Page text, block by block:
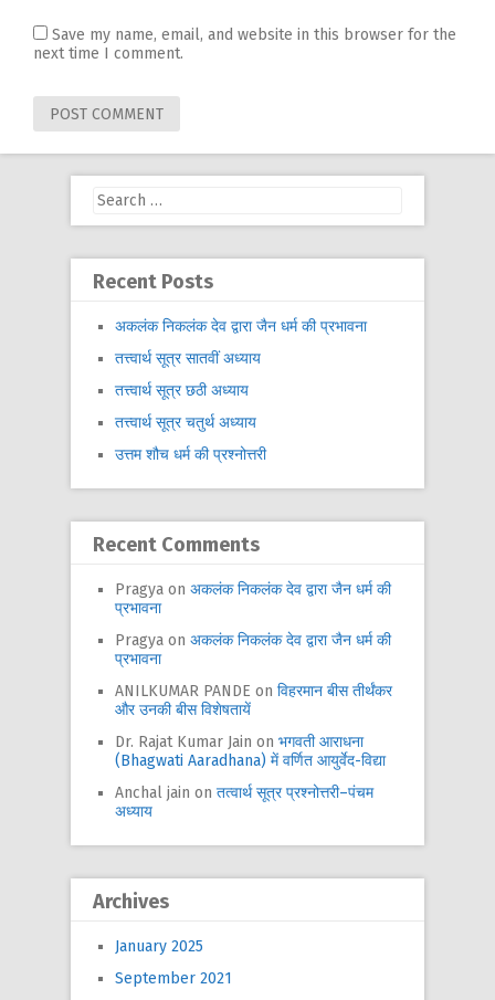
Save my name, email, and website in this browser for the
next time I comment.
Search
Recent Posts
अकलंक निकलंक देव द्वारा जैन धर्म की प्रभावना
तत्त्वार्थ सूत्र सातवीं अध्याय
तत्त्वार्थ सूत्र छठी अध्याय
तत्त्वार्थ सूत्र चतुर्थ अध्याय
उत्तम शौच धर्म की प्रश्नोत्तरी
Recent Comments
Pragya on अकलंक निकलंक देव द्वारा जैन धर्म की
प्रभावना
Pragya on अकलंक निकलंक देव द्वारा जैन धर्म की
प्रभावना
ANILKUMAR PANDE on विहरमान बीस तीर्थंकर
और उनकी बीस विशेषतायें
Dr. Rajat Kumar Jain on भगवती आराधना
(Bhagwati Aaradhana) में वर्णित आयुर्वेद-विद्या
Anchal jain on तत्वार्थ सूत्र प्रश्नोत्तरी–पंचम
अध्याय
Archives
January 2025
September 2021